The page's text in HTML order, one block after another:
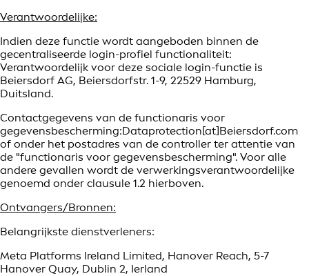
Verantwoordelijke:
Indien deze functie wordt aangeboden binnen de
gecentraliseerde login-profiel functionaliteit:
Verantwoordelijk voor deze sociale login-functie is
Beiersdorf AG, Beiersdorfstr. 1-9, 22529 Hamburg,
Duitsland.
Contactgegevens van de functionaris voor
gegevensbescherming:Dataprotection[at]Beiersdorf.com
of onder het postadres van de controller ter attentie van
de "functionaris voor gegevensbescherming". Voor alle
andere gevallen wordt de verwerkingsverantwoordelijke
genoemd onder clausule 1.2 hierboven.
Ontvangers/Bronnen:
Belangrijkste dienstverleners:
Meta Platforms Ireland Limited, Hanover Reach, 5-7
Hanover Quay, Dublin 2, Ierland